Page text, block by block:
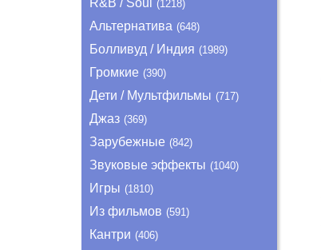
R&B / Soul (1218)
Альтернатива (648)
Болливуд / Индия (1989)
Громкие (390)
Дети / Мультфильмы (717)
Джаз (369)
Зарубежные (842)
Звуковые эффекты (1040)
Игры (1810)
Из фильмов (591)
Кантри (406)